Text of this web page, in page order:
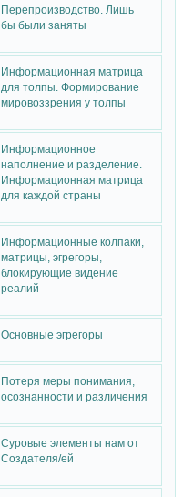
Перепроизводство. Лишь
бы были заняты
Информационная матрица
для толпы. Формирование
мировоззрения у толпы
Информационное
наполнение и разделение.
Информационная матрица
для каждой страны
Информационные колпаки,
матрицы, эгрегоры,
блокирующие видение
реалий
Основные эгрегоры
Потеря меры понимания,
осознанности и различения
Суровые элементы нам от
Создателя/ей